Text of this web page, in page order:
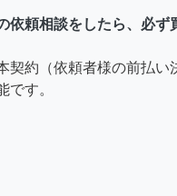
依頼相談をしたら、必ず
契約（依頼者様の前払い
です。